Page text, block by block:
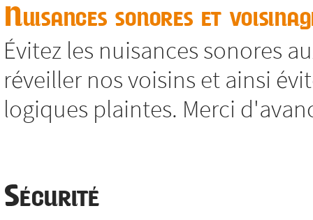
Nuisances sonores et
Évitez les nuisances sonores
réveiller nos voisins et ainsi
logiques plaintes. Merci
Sécurité